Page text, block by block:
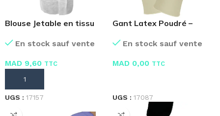
Blouse Jetable en tissu
En stock sauf vente
MAD 9,60 TTC
AJOUTER AU PANIER
UGS : 17157
Gant Latex Poudré –
En stock sauf vente
MAD 0,00 TTC
UGS : 17087